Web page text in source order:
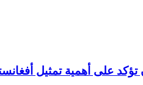
تؤكد على أهمية تمثيل